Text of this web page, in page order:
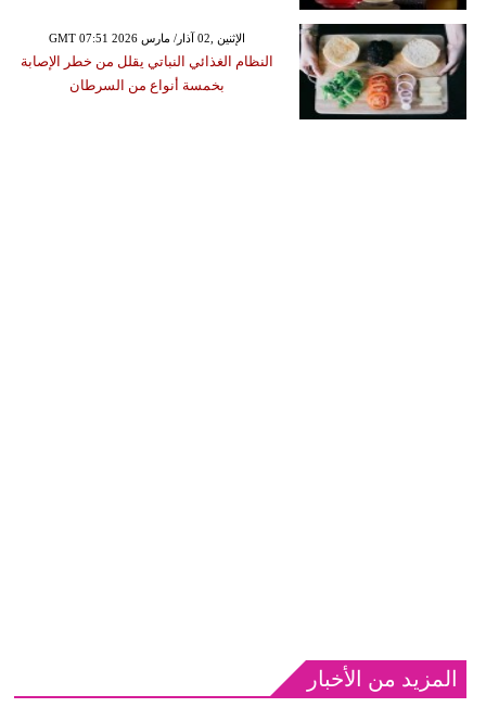
GMT 07:51 2026 الإثنين ,02 آذار/ مارس
النظام الغذائي النباتي يقلل من خطر الإصابة
بخمسة أنواع من السرطان
المزيد من الأخبار